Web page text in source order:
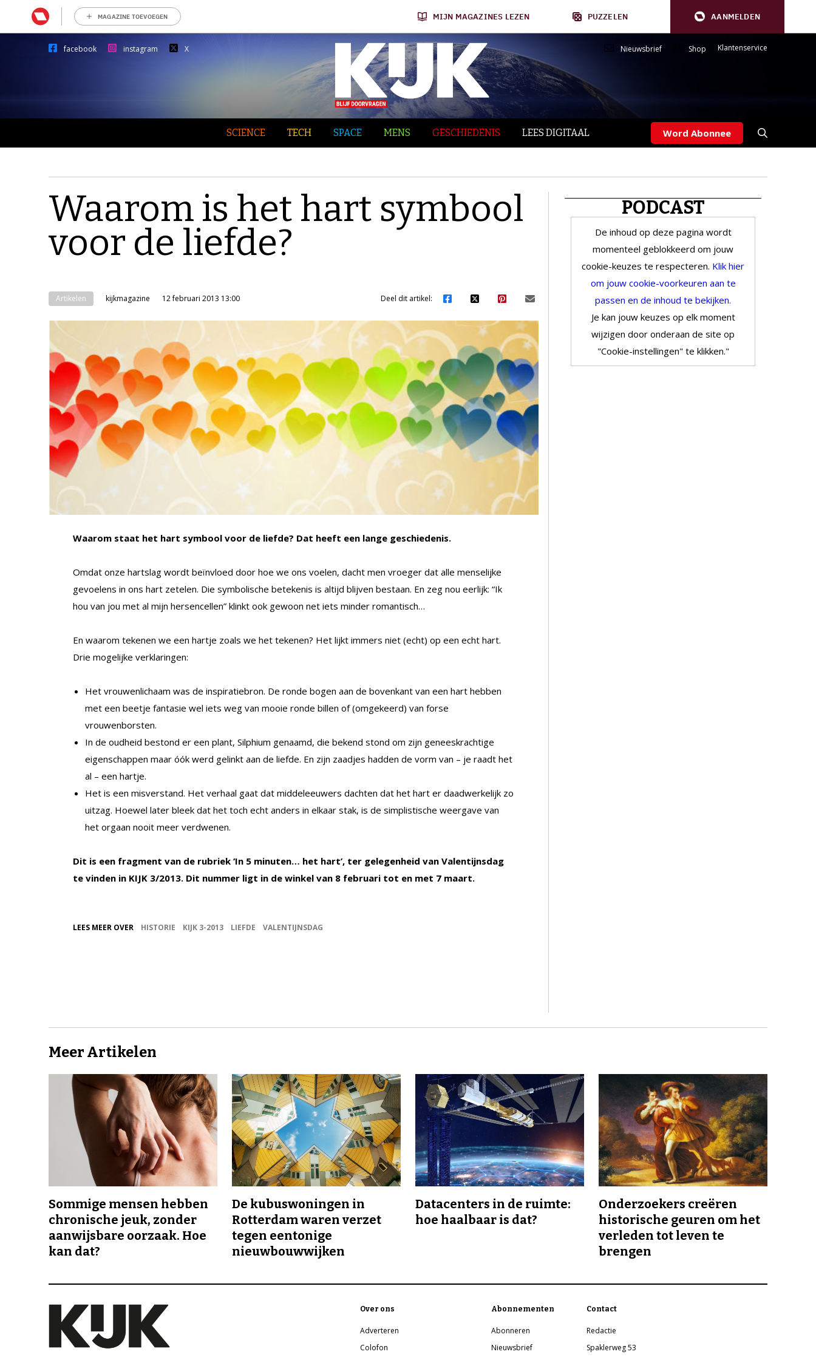
MAGAZINE TOEVOEGEN MIJN MAGAZINES LEZEN PUZZELEN AANMELDEN
facebook instagram X Nieuwsbrief Shop Klantenservice
SCIENCE TECH SPACE MENS GESCHIEDENIS LEES DIGITAAL Word Abonnee
Waarom is het hart symbool
voor de liefde?
Artikelen kijkmagazine 12 februari 2013 13:00 Deel dit artikel:
Waarom staat het hart symbool voor de liefde? Dat heeft een lange geschiedenis.
Omdat onze hartslag wordt beïnvloed door hoe we ons voelen, dacht men vroeger dat alle menselijke
gevoelens in ons hart zetelen. Die symbolische betekenis is altijd blijven bestaan. En zeg nou eerlijk: “Ik
hou van jou met al mijn hersencellen” klinkt ook gewoon net iets minder romantisch…
En waarom tekenen we een hartje zoals we het tekenen? Het lijkt immers niet (echt) op een echt hart.
Drie mogelijke verklaringen:
Het vrouwenlichaam was de inspiratiebron. De ronde bogen aan de bovenkant van een hart hebben
met een beetje fantasie wel iets weg van mooie ronde billen of (omgekeerd) van forse
vrouwenborsten.
In de oudheid bestond er een plant, Silphium genaamd, die bekend stond om zijn geneeskrachtige
eigenschappen maar óók werd gelinkt aan de liefde. En zijn zaadjes hadden de vorm van – je raadt het
al – een hartje.
Het is een misverstand. Het verhaal gaat dat middeleeuwers dachten dat het hart er daadwerkelijk zo
uitzag. Hoewel later bleek dat het toch echt anders in elkaar stak, is de simplistische weergave van
het orgaan nooit meer verdwenen.
Dit is een fragment van de rubriek ‘In 5 minuten… het hart’, ter gelegenheid van Valentijnsdag
te vinden in KIJK 3/2013. Dit nummer ligt in de winkel van 8 februari tot en met 7 maart.
LEES MEER OVER HISTORIE KIJK 3-2013 LIEFDE VALENTIJNSDAG
PODCAST
De inhoud op deze pagina wordt
momenteel geblokkeerd om jouw
cookie-keuzes te respecteren. Klik hier
om jouw cookie-voorkeuren aan te
passen en de inhoud te bekijken.
Je kan jouw keuzes op elk moment
wijzigen door onderaan de site op
"Cookie-instellingen" te klikken."
Meer Artikelen
Sommige mensen hebben
chronische jeuk, zonder
aanwijsbare oorzaak. Hoe
kan dat?
De kubuswoningen in
Rotterdam waren verzet
tegen eentonige
nieuwbouwwijken
Datacenters in de ruimte:
hoe haalbaar is dat?
Onderzoekers creëren
historische geuren om het
verleden tot leven te
brengen
Over ons
Adverteren
Colofon
Abonnementen
Abonneren
Nieuwsbrief
Contact
Redactie
Spaklerweg 53